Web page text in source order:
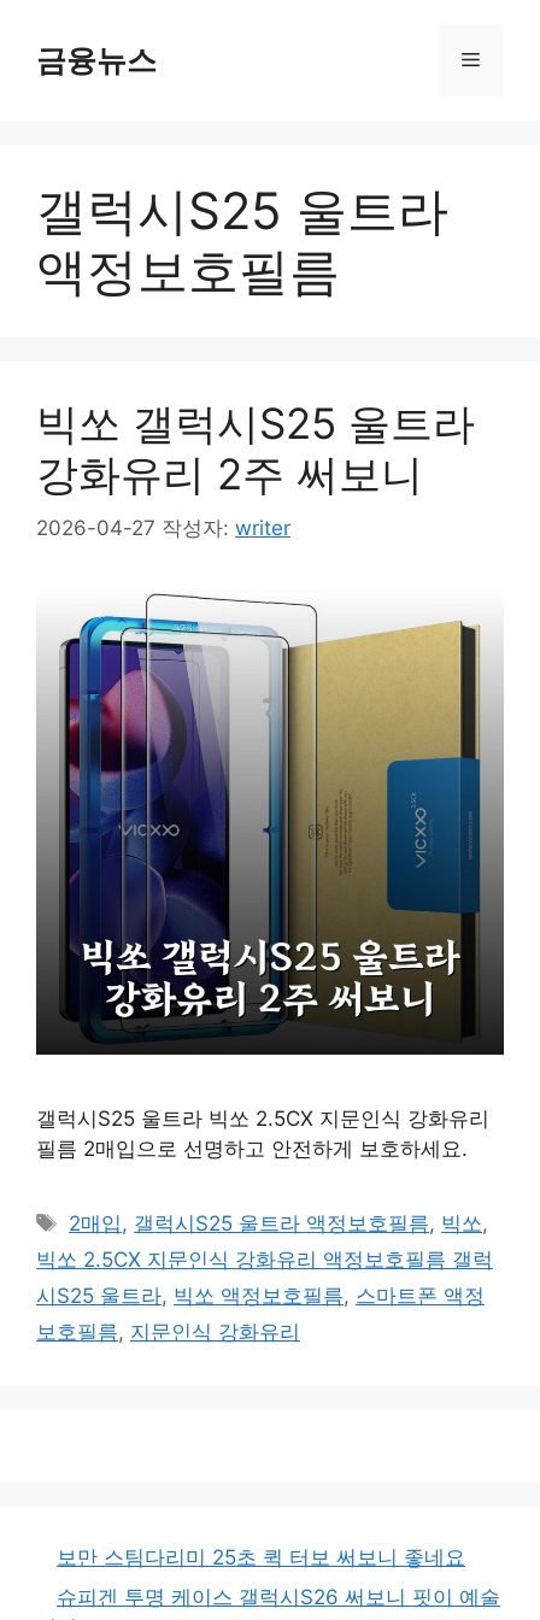
금융뉴스 메
갤럭시S25 울트라
액정보호필름
빅쏘 갤럭시S25 울트라
강화유리 2주 써보니
2026-04-27 작성자: writer
갤럭시S25 울트라 빅쏘 2.5CX 지문인식 강화유리
필름 2매입으로 선명하고 안전하게 보호하세요.
태
그
2매입 , 갤럭시S25 울트라 액정보호필름, 빅쏘,
빅쏘 2.5CX 지문인식 강화유리 액정보호필름 갤럭
시S25 울트라, 빅쏘 액정보호필름, 스마트폰 액정
보호필름, 지문인식 강화유리
보만 스팀다리미 25초 퀵 터보 써보니 좋네요
슈피겐 투명 케이스 갤럭시S26 써보니 핏이 예술